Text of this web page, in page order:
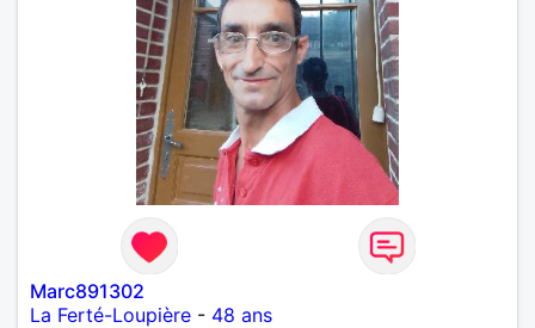
Marc891302
La Ferté-Loupière - 48 ans